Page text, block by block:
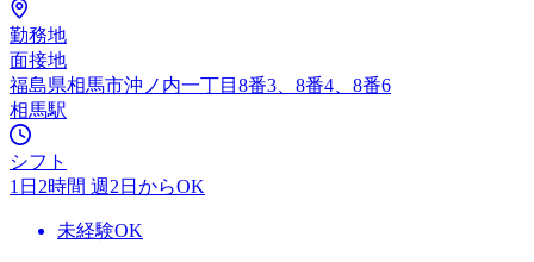
勤務地
面接地
福島県相馬市沖ノ内一丁目8番3、8番4、8番6
相馬駅
シフト
1日2時間 週2日からOK
未経験OK